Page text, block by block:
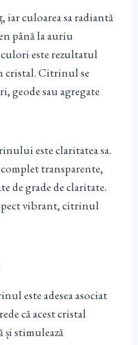
iar culoarea sa radiantă
până la auriu
culori este rezultatul
cristal. Citrinul se
geode sau agregate
este claritatea sa.
transparente,
de grade de claritate.
vibrant, citrinul
este adesea asociat
că acest cristal
și stimulează